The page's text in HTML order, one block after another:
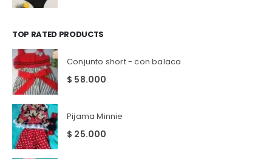
TOP RATED PRODUCTS
Conjunto short - con balaca
$ 58.000
Pijama Minnie
$ 25.000